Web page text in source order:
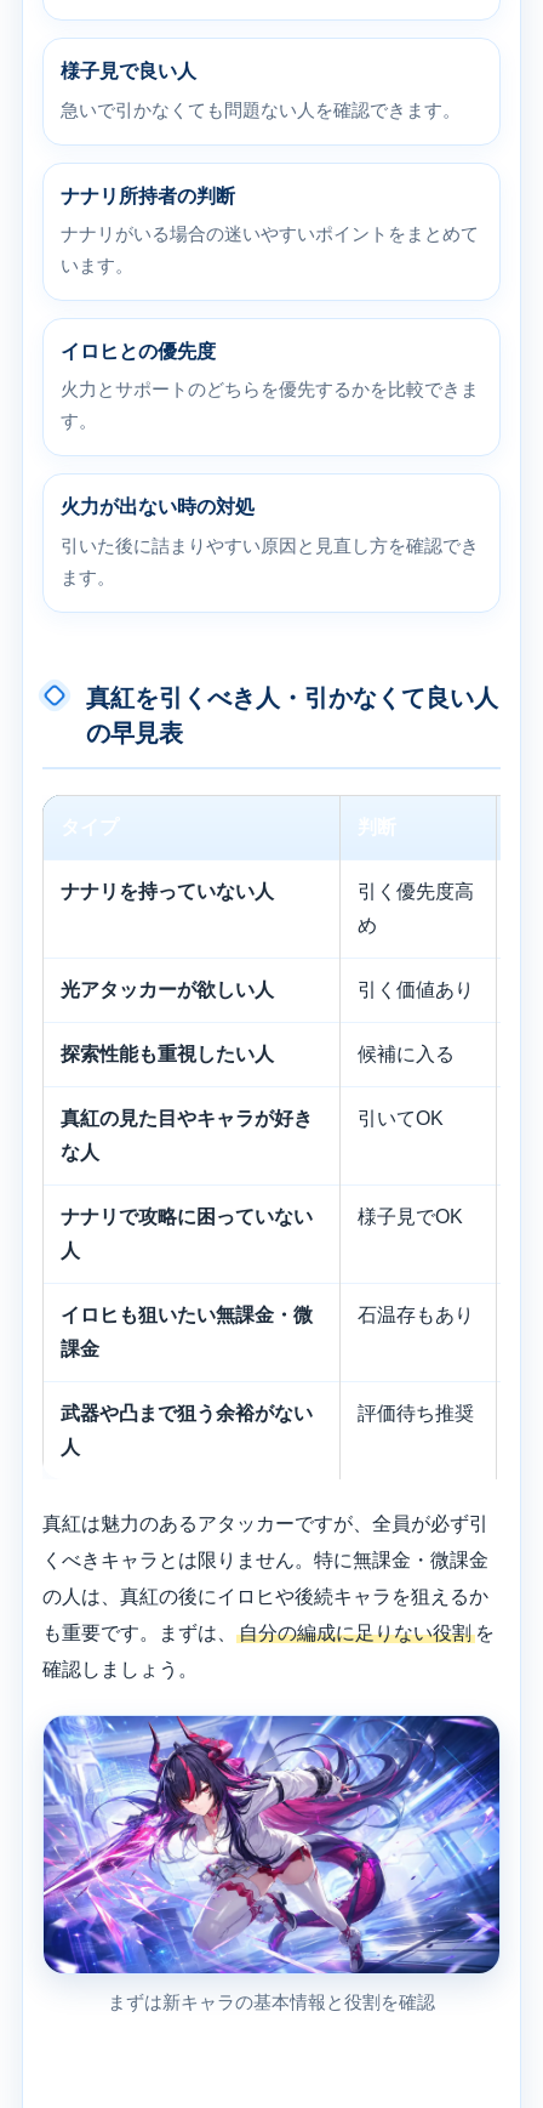
様子見で良い人
急いで引かなくても問題ない人を確認できます。
ナナリ所持者の判断
ナナリがいる場合の迷いやすいポイントをまとめて
います。
イロヒとの優先度
火力とサポートのどちらを優先するかを比較できま
す。
火力が出ない時の対処
引いた後に詰まりやすい原因と見直し方を確認でき
ます。
真紅を引くべき人・引かなくて良い人
の早見表
タイプ 判断
ナナリを持っていない人
引く優先度高
め
光アタッカーが欲しい人 引く価値あり
探索性能も重視したい人 候補に入る
真紅の見た目やキャラが好き
な人
引いてOK
ナナリで攻略に困っていない
人
様子見でOK
イロヒも狙いたい無課金・微
課金
石温存もあり
武器や凸まで狙う余裕がない
人
評価待ち推奨
真紅は魅力のあるアタッカーですが、全員が必ず引
くべきキャラとは限りません。特に無課金・微課金
の人は、真紅の後にイロヒや後続キャラを狙えるか
も重要です。まずは、
自分の編成に足りない役割を
確認しましょう。
まずは新キャラの基本情報と役割を確認